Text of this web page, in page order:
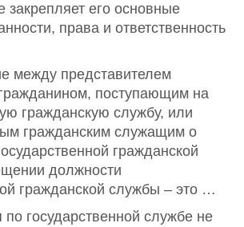
закрепляет его основные
права и ответственность
между представителем
поступающим на
гражданскую службу, или
гражданским служащим о
гражданской
должности
гражданской службы – это …
государственной службе не